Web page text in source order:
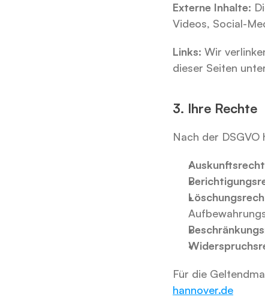
Externe Inhalte:
Videos, Social-
Links: Wir
dieser Seiten
3. Ihre Rechte
Nach der DSGVO
Für die
hannover.de